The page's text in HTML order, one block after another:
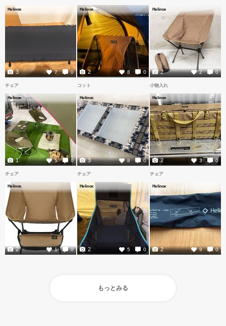
Helinox
7 0
3
Helinox
8 0
2
Helinox
2 0
2
チェア
Helinox
5 0
1
コット
Helinox
8 0
3
小物入れ
Helinox
3 0
2
チェア
Helinox
1 0
2
チェア
Helinox
5 0
2
チェア
Helinox
9 0
2
もっとみる